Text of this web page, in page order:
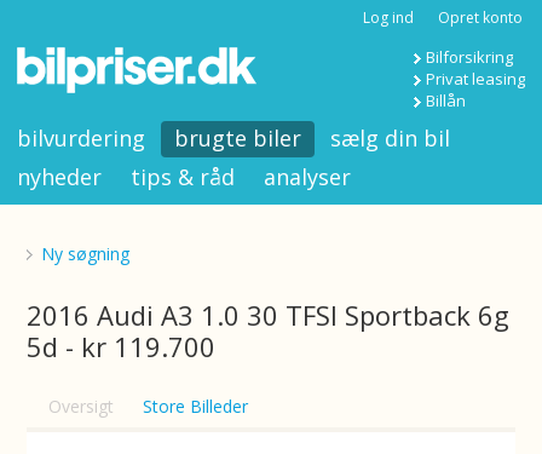
Log ind Opret konto
Bilforsikring
Privat leasing
Billån
bilvurdering brugte biler
sælg din bil
nyheder
tips & råd analyser
Ny søgning
2016 Audi A3 1.0 30 TFSI Sportback 6g
5d - kr 119.700
Oversigt Store Billeder